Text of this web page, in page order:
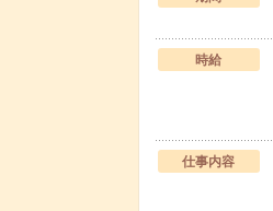
時給
仕事内容